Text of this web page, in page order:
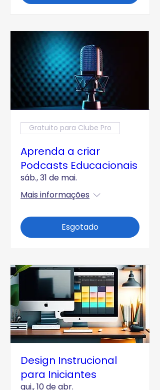
Gratuito para Clube Pro
Aprenda a criar
Podcasts Educacionais
sáb., 31 de mai.
Mais informações
Esgotado
Design Instrucional
para Iniciantes
qui., 10 de abr.